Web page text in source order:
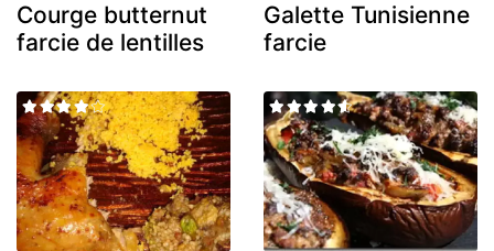
Courge butternut
farcie de lentilles
Galette Tunisienne
farcie